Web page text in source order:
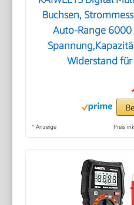
Buchsen,
Auto-Range 6000
Widerstand
* Anzeige Preis